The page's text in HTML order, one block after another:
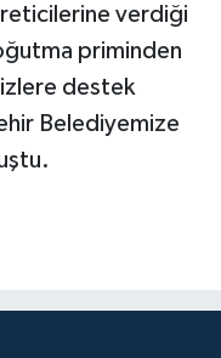
verdiği
priminden
destek
Belediyemize